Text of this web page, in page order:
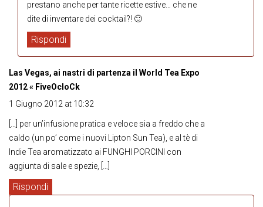
prestano anche per tante ricette estive… che ne
dite di inventare dei cocktail?! 🙂
Rispondi
Las Vegas, ai nastri di partenza il World Tea Expo
2012 « FiveOcloCk
1 Giugno 2012 at 10:32
[…] per un’infusione pratica e veloce sia a freddo che a
caldo (un po’ come i nuovi Lipton Sun Tea), e al tè di
Indie Tea aromatizzato ai FUNGHI PORCINI con
aggiunta di sale e spezie, […]
Rispondi